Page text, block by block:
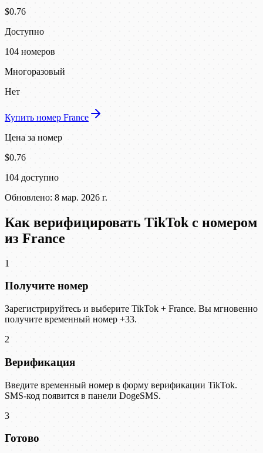
$0.76
Доступно
104 номеров
Многоразовый
Нет
Купить номер France
Цена за номер
$0.76
104 доступно
Обновлено: 8 мар. 2026 г.
Как верифицировать TikTok с номером
из France
1
Получите номер
Зарегистрируйтесь и выберите TikTok + France. Вы мгновенно
получите временный номер +33.
2
Верификация
Введите временный номер в форму верификации TikTok.
SMS-код появится в панели DogeSMS.
3
Готово